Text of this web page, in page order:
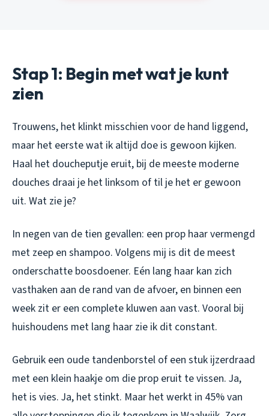
Stap 1: Begin met wat je kunt
zien
Trouwens, het klinkt misschien voor de hand liggend,
maar het eerste wat ik altijd doe is gewoon kijken.
Haal het doucheputje eruit, bij de meeste moderne
douches draai je het linksom of til je het er gewoon
uit. Wat zie je?
In negen van de tien gevallen: een prop haar vermengd
met zeep en shampoo. Volgens mij is dit de meest
onderschatte boosdoener. Eén lang haar kan zich
vasthaken aan de rand van de afvoer, en binnen een
week zit er een complete kluwen aan vast. Vooral bij
huishoudens met lang haar zie ik dit constant.
Gebruik een oude tandenborstel of een stuk ijzerdraad
met een klein haakje om die prop eruit te vissen. Ja,
het is vies. Ja, het stinkt. Maar het werkt in 45% van